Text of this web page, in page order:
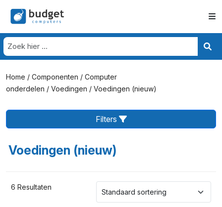
Home / Componenten / Computer
onderdelen / Voedingen / Voedingen (nieuw)
Filters
Voedingen (nieuw)
6 Resultaten